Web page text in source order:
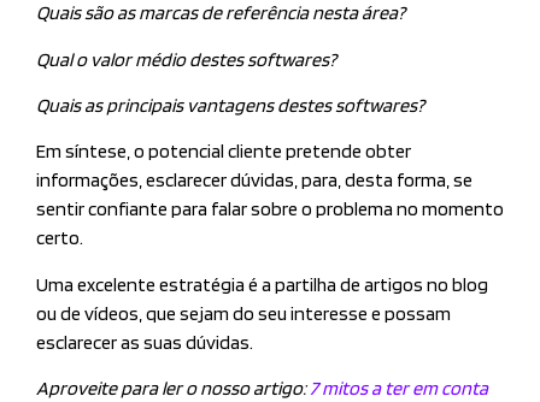
Quais são as marcas de referência nesta área?
Qual o valor médio destes softwares?
Quais as principais vantagens destes softwares?
Em síntese, o potencial cliente pretende obter
informações, esclarecer dúvidas, para, desta forma, se
sentir confiante para falar sobre o problema no momento
certo.
Uma excelente estratégia é a partilha de artigos no blog
ou de vídeos, que sejam do seu interesse e possam
esclarecer as suas dúvidas.
Aproveite para ler o nosso artigo:7 mitos a ter em conta